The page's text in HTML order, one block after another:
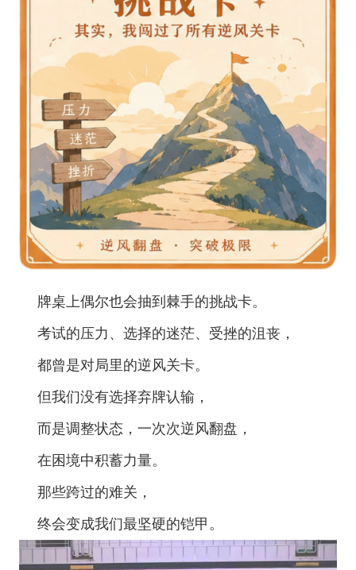
牌桌上偶尔也会抽到棘手的挑战卡。
考试的压力、选择的迷茫、受挫的沮丧，
都曾是对局里的逆风关卡。
但我们没有选择弃牌认输，
而是调整状态，一次次逆风翻盘，
在困境中积蓄力量。
那些跨过的难关，
终会变成我们最坚硬的铠甲。